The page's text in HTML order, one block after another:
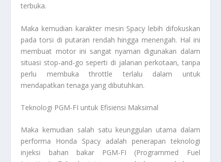
terbuka.
Maka kemudian karakter mesin Spacy lebih difokuskan
pada torsi di putaran rendah hingga menengah. Hal ini
membuat motor ini sangat nyaman digunakan dalam
situasi stop-and-go seperti di jalanan perkotaan, tanpa
perlu membuka throttle terlalu dalam untuk
mendapatkan tenaga yang dibutuhkan.
Teknologi PGM-FI untuk Efisiensi Maksimal
Maka kemudian salah satu keunggulan utama dalam
performa Honda Spacy adalah penerapan teknologi
injeksi bahan bakar PGM-FI (Programmed Fuel